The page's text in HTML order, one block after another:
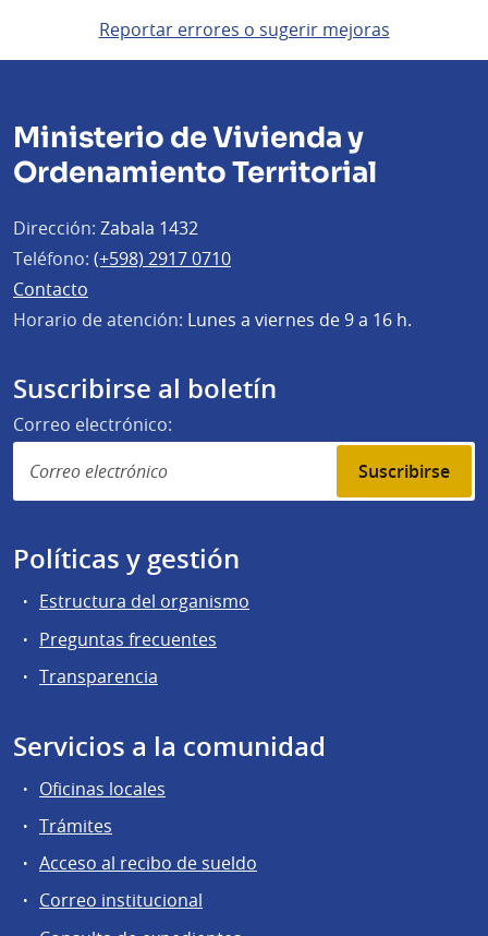
Reportar errores o sugerir mejoras
Ministerio de Vivienda y
Ordenamiento Territorial
Dirección: Zabala 1432
Teléfono: (+598) 2917 0710
Contacto
Horario de atención: Lunes a viernes de 9 a 16 h.
Suscribirse al boletín
Correo electrónico:
Suscribirse
Políticas y gestión
Estructura del organismo
Preguntas frecuentes
Transparencia
Servicios a la comunidad
Oficinas locales
Trámites
Acceso al recibo de sueldo
Correo institucional